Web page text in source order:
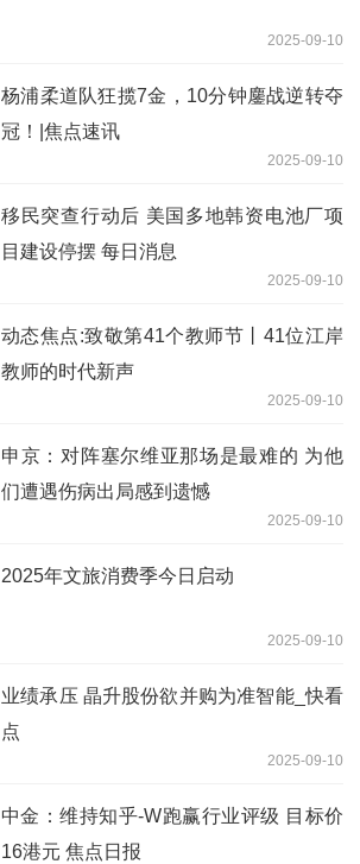
2025-09-10
杨浦柔道队狂揽7金，10分钟鏖战逆转夺
冠！|焦点速讯
2025-09-10
移民突查行动后 美国多地韩资电池厂项
目建设停摆 每日消息
2025-09-10
动态焦点:致敬第41个教师节丨41位江岸
教师的时代新声
2025-09-10
申京：对阵塞尔维亚那场是最难的 为他
们遭遇伤病出局感到遗憾
2025-09-10
2025年文旅消费季今日启动
2025-09-10
业绩承压 晶升股份欲并购为准智能_快看
点
2025-09-10
中金：维持知乎-W跑赢行业评级 目标价
16港元 焦点日报